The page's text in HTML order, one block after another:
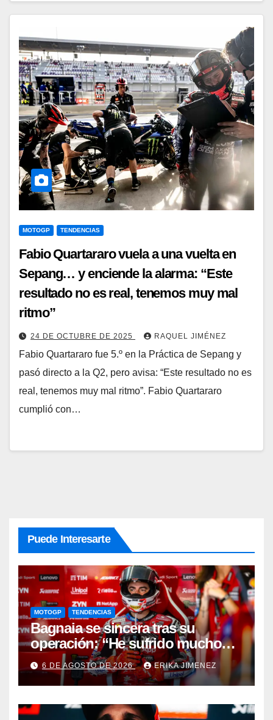
MOTOGP TENDENCIAS
Fabio Quartararo vuela a una vuelta en
Sepang… y enciende la alarma: “Este
resultado no es real, tenemos muy mal
ritmo”
24 DE OCTUBRE DE 2025 RAQUEL JIMÉNEZ
Fabio Quartararo fue 5.º en la Práctica de Sepang y
pasó directo a la Q2, pero avisa: “Este resultado no es
real, tenemos muy mal ritmo”. Fabio Quartararo
cumplió con…
Puede Interesarte
MOTOGP TENDENCIAS
Bagnaia se sincera tras su
operación: “He sufrido mucho
durante el último año y medio”
6 DE AGOSTO DE 2026 ERIKA JIMENEZ